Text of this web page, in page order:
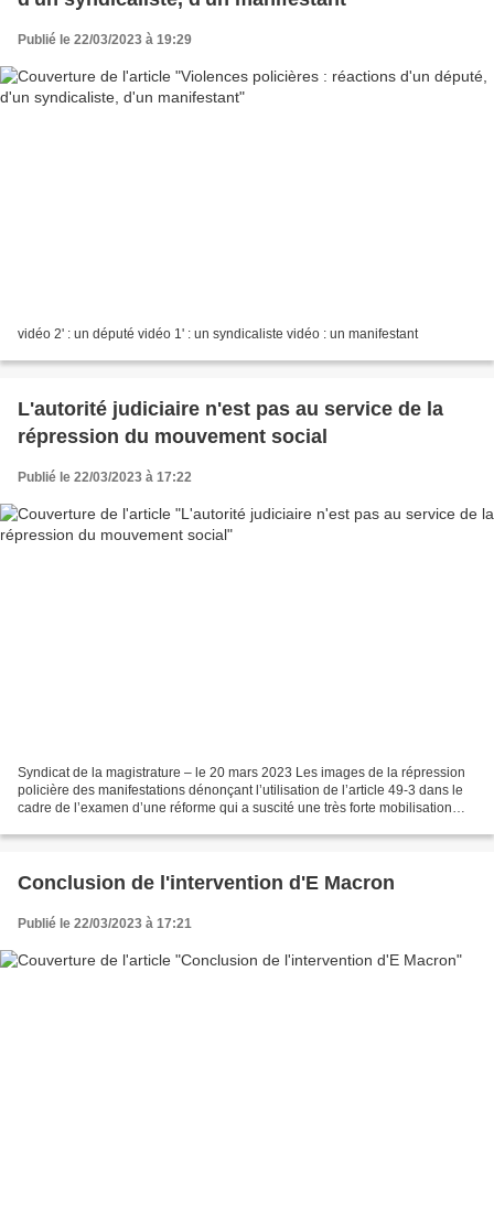
Publié le 22/03/2023 à 19:29
vidéo 2' : un député vidéo 1' : un syndicaliste vidéo : un manifestant
L'autorité judiciaire n'est pas au service de la
répression du mouvement social
Publié le 22/03/2023 à 17:22
Syndicat de la magistrature – le 20 mars 2023 Les images de la répression
policière des manifestations dénonçant l’utilisation de l’article 49-3 dans le
cadre de l’examen d’une réforme qui a suscité une très forte mobilisation
Conclusion de l'intervention d'E Macron
Publié le 22/03/2023 à 17:21